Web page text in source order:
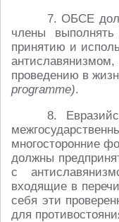
7. ОБСЕ
члены
принятию и
проведению в
programme).
8.
многосторонние
должны
с
входящие в
себя эти
для